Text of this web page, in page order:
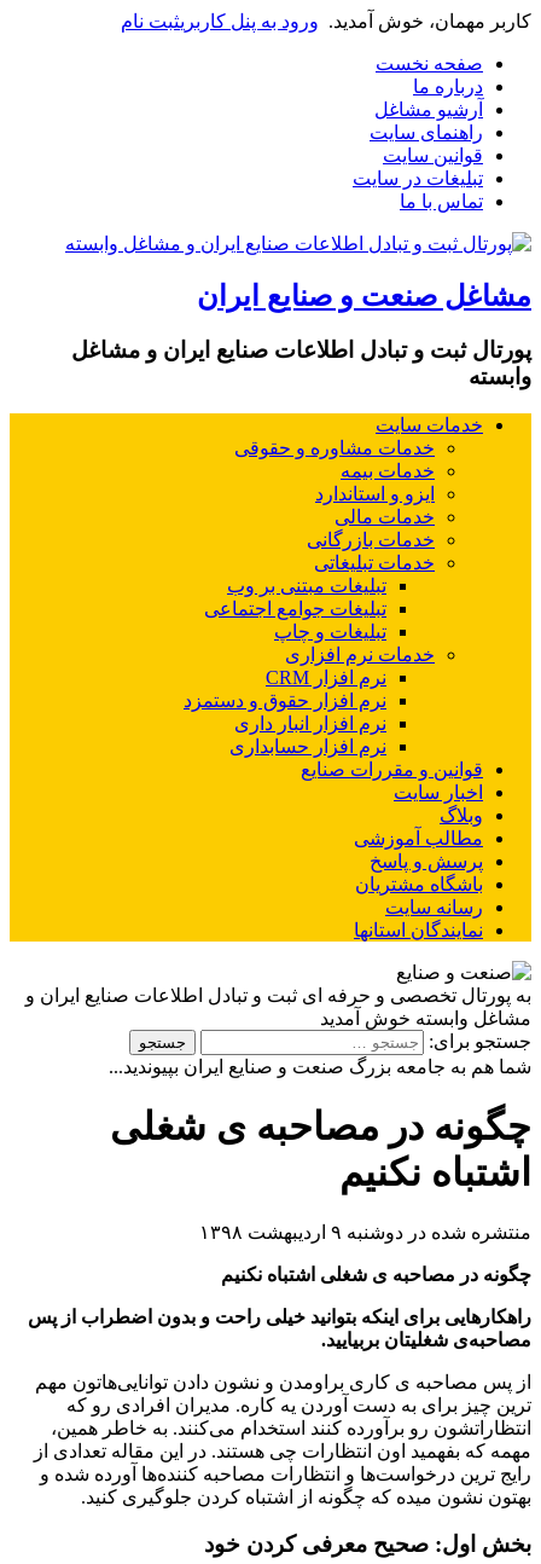
کاربر مهمان، خوش آمدید. ورود به پنل کاربریثبت نام
صفحه نخست
درباره ما
آرشیو مشاغل
راهنمای سایت
قوانین سایت
تبلیغات در سایت
تماس با ما
مشاغل صنعت و صنایع ایران
پورتال ثبت و تبادل اطلاعات صنایع ایران و مشاغل
وابسته
خدمات سایت
خدمات مشاوره و حقوقی
خدمات بیمه
ایزو و استاندارد
خدمات مالی
خدمات بازرگانی
خدمات تبلیغاتی
تبلیغات مبتنی بر وب
تبلیغات جوامع اجتماعی
تبلیغات و چاپ
خدمات نرم افزاری
نرم افزار CRM
نرم افزار حقوق و دستمزد
نرم افزار انبار داری
نرم افزار حسابداری
قوانین و مقررات صنایع
اخبار سایت
وبلاگ
مطالب آموزشی
پرسش و پاسخ
باشگاه مشتریان
رسانه سایت
نمایندگان استانها
به پورتال تخصصی و حرفه ای ثبت و تبادل اطلاعات صنایع ایران و
مشاغل وابسته خوش آمدید
جستجو برای:
شما هم به جامعه بزرگ صنعت و صنایع ایران بپیوندید...
چگونه در مصاحبه ی شغلی
اشتباه نکنیم
منتشره شده در دوشنبه ۹ اردیبهشت ۱۳۹۸
چگونه در مصاحبه ی شغلی اشتباه نکنیم
راهکارهایی برای اینکه بتوانید خیلی راحت و بدون اضطراب از پس
مصاحبه‌ی شغلیتان بربیایید.
از پس مصاحبه‌ ی کاری براومدن و نشون دادن توانایی‌هاتون مهم
ترین چیز برای به دست آوردن یه کاره. مدیران افرادی رو که
انتظاراتشون رو برآورده کنند استخدام می‌کنند. به خاطر همین،
مهمه که بفهمید اون انتظارات چی هستند. در این مقاله تعدادی از
رایج ترین درخواست‌ها و انتظارات مصاحبه کننده‌ها آورده شده و
بهتون نشون میده که چگونه از اشتباه کردن جلوگیری کنید.
بخش اول: صحیح معرفی کردن خود